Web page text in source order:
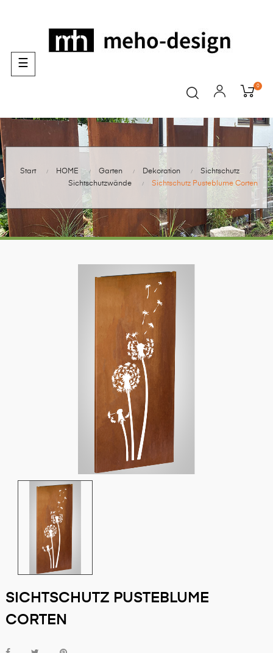
0
Umschalten
der
☰
Start HOME Garten Dekoration
Sichtschutz
Sichtschutzwände
Sichtschutz Pusteblume Corten
SICHTSCHUTZ PUSTEBLUME
CORTEN